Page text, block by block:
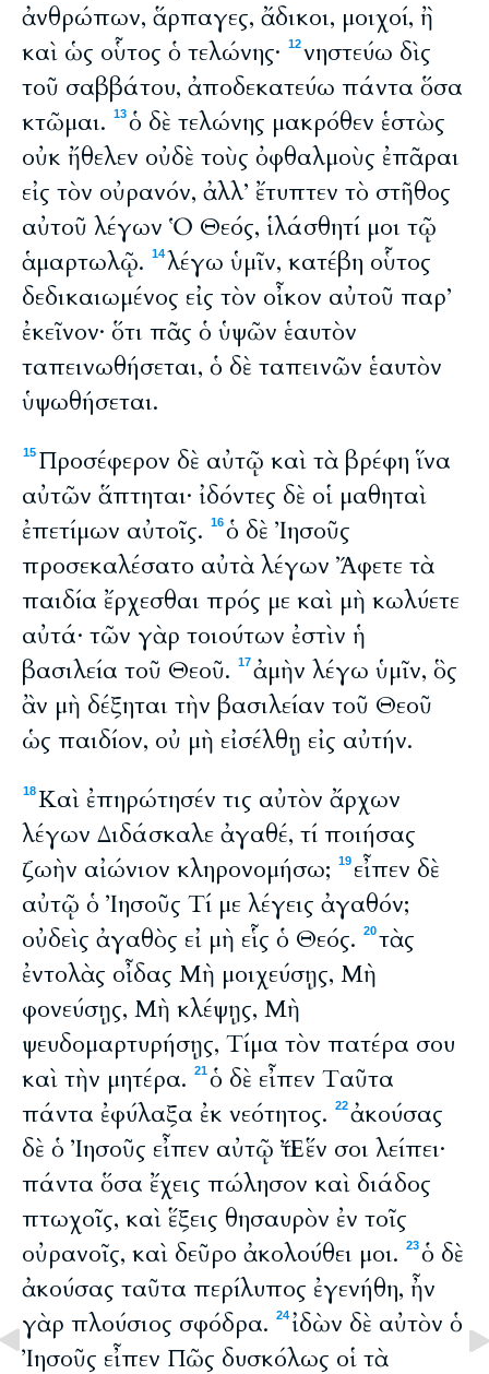
ἀνθρώπων, ἅρπαγες, ἄδικοι, μοιχοί, ἢ
καὶ ὡς οὗτος ὁ τελώνης·
12νηστεύω δὶς
τοῦ σαββάτου, ἀποδεκατεύω πάντα ὅσα
κτῶμαι.
13ὁ δὲ τελώνης μακρόθεν ἑστὼς
οὐκ ἤθελεν οὐδὲ τοὺς ὀφθαλμοὺς ἐπᾶραι
εἰς τὸν οὐρανόν, ἀλλ’ ἔτυπτεν τὸ στῆθος
αὐτοῦ λέγων Ὁ Θεός, ἱλάσθητί μοι τῷ
ἁμαρτωλῷ.
14λέγω ὑμῖν, κατέβη οὗτος
δεδικαιωμένος εἰς τὸν οἶκον αὐτοῦ παρ’
ἐκεῖνον· ὅτι πᾶς ὁ ὑψῶν ἑαυτὸν
ταπεινωθήσεται, ὁ δὲ ταπεινῶν ἑαυτὸν
ὑψωθήσεται.
15 Προσέφερον δὲ αὐτῷ καὶ τὰ βρέφη ἵνα
αὐτῶν ἅπτηται· ἰδόντες δὲ οἱ μαθηταὶ
ἐπετίμων αὐτοῖς.
16ὁ δὲ Ἰησοῦς
προσεκαλέσατο αὐτὰ λέγων Ἄφετε τὰ
παιδία ἔρχεσθαι πρός με καὶ μὴ κωλύετε
αὐτά· τῶν γὰρ τοιούτων ἐστὶν ἡ
βασιλεία τοῦ Θεοῦ.
17ἀμὴν λέγω ὑμῖν, ὃς
ἂν μὴ δέξηται τὴν βασιλείαν τοῦ Θεοῦ
ὡς παιδίον, οὐ μὴ εἰσέλθῃ εἰς αὐτήν.
18Καὶ ἐπηρώτησέν τις αὐτὸν ἄρχων
λέγων Διδάσκαλε ἀγαθέ, τί ποιήσας
ζωὴν αἰώνιον κληρονομήσω;
19 εἶπεν δὲ
αὐτῷ ὁ Ἰησοῦς Τί με λέγεις ἀγαθόν;
οὐδεὶς ἀγαθὸς εἰ μὴ εἷς ὁ Θεός.
20τὰς
ἐντολὰς οἶδας Μὴ μοιχεύσῃς, Μὴ
φονεύσῃς, Μὴ κλέψῃς, Μὴ
ψευδομαρτυρήσῃς, Τίμα τὸν πατέρα σου
καὶ τὴν μητέρα.
21ὁ δὲ εἶπεν Ταῦτα
πάντα ἐφύλαξα ἐκ νεότητος.
22ἀκούσας
δὲ ὁ Ἰησοῦς εἶπεν αὐτῷ Ἔτι ἕν σοι λείπει·
πάντα ὅσα ἔχεις πώλησον καὶ διάδος
πτωχοῖς, καὶ ἕξεις θησαυρὸν ἐν τοῖς
οὐρανοῖς, καὶ δεῦρο ἀκολούθει μοι.
23ὁ δὲ
ἀκούσας ταῦτα περίλυπος ἐγενήθη, ἦν
γὰρ πλούσιος σφόδρα.
24 ἰδὼν δὲ αὐτὸν ὁ
Ἰησοῦς εἶπεν Πῶς δυσκόλως οἱ τὰ